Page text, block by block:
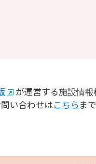
が運営する施設情報
い合わせはこちら まで